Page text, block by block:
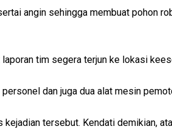
angin sehingga membuat pohon
laporan tim segera terjun ke lokasi
dan juga dua alat mesin
kejadian tersebut. Kendati demikian,